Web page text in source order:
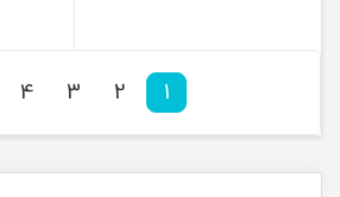
1
2
3
4